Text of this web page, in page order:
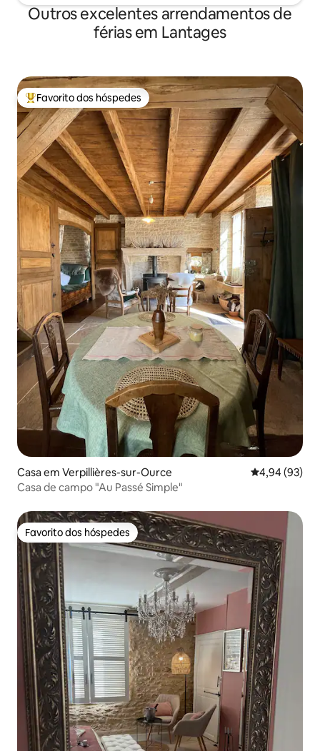
Outros excelentes arrendamentos de
férias em Lantages
Favoritos dos hóspedes mais apreciados
Favorito dos hóspedes
Casa em Verpillières-sur-Ource Classificação
4,94 (93)
Casa de campo "Au Passé Simple"
Favorito dos hóspedes
Favorito dos hóspedes